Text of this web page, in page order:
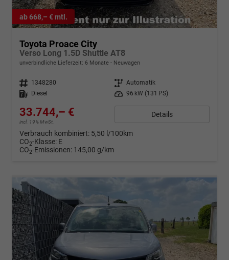
ab 668,– € mtl.
Toyota Proace City
Verso Long 1.5D Shuttle AT8
unverbindliche Lieferzeit: 6 Monate Neuwagen
Fahrzeugnr. 1348280 Getriebe Automatik
Kraftstoff
Diesel Leistung 96 kW (131 PS)
33.744,– €
incl. 19% MwSt.
Details
Verbrauch kombiniert: 5,50 l/100km
CO2-Klasse: E
CO2-Emissionen: 145,00 g/km